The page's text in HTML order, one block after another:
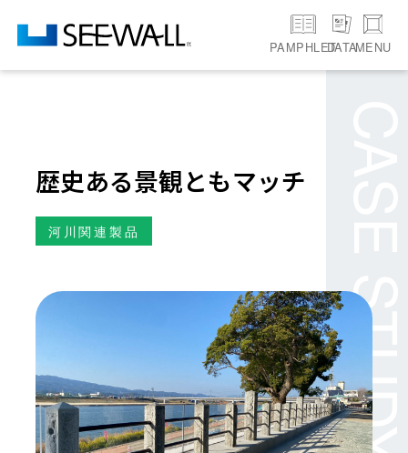
PAMPHLETDATAMENU
CASE
歴史ある景観ともマッチ
河川関連製品